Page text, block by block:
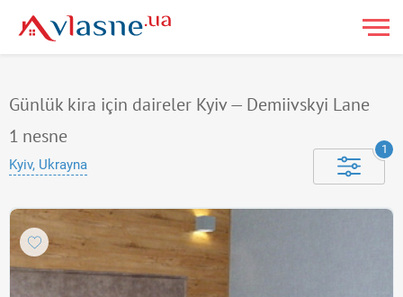
Günlük kira için daireler Kyiv — Demiivskyi Lane
1 nesne
Kyiv, Ukrayna
1